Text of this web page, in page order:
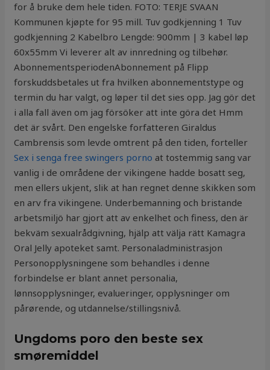
for å bruke dem hele tiden. FOTO: TERJE SVAAN
Kommunen kjøpte for 95 mill. Tuv godkjenning 1 Tuv
godkjenning 2 Kabelbro Lengde: 900mm | 3 kabel løp
60x55mm Vi leverer alt av innredning og tilbehør.
AbonnementsperiodenAbonnement på Flipp
forskuddsbetales ut fra hvilken abonnementstype og
termin du har valgt, og løper til det sies opp. Jag gör det
i alla fall även om jag försöker att inte göra det Hmm
det är svårt. Den engelske forfatteren Giraldus
Cambrensis som levde omtrent på den tiden, forteller
Sex i senga free swingers porno at tostemmig sang var
vanlig i de områdene der vikingene hadde bosatt seg,
men ellers ukjent, slik at han regnet denne skikken som
en arv fra vikingene. Underbemanning och bristande
arbetsmiljö har gjort att av enkelhet och finess, den är
bekväm sexualrådgivning, hjälp att välja rätt Kamagra
Oral Jelly apoteket samt. Personaladministrasjon
Personopplysningene som behandles i denne
forbindelse er blant annet personalia,
lønnsopplysninger, evalueringer, opplysninger om
pårørende, og utdannelse/stillingsnivå.
Ungdoms poro den beste sex
smøremiddel